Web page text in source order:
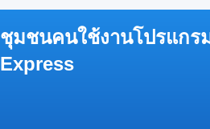
ชุมชนคนใช้งานโปรแก
Express